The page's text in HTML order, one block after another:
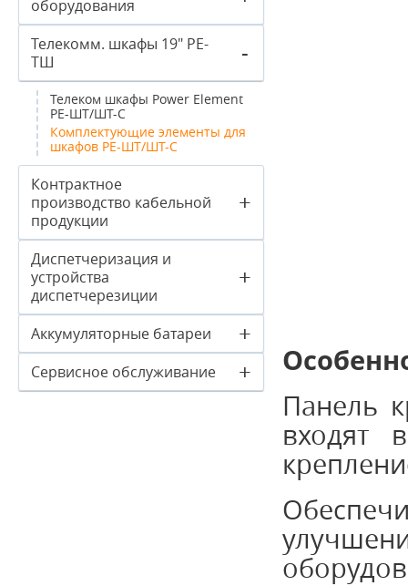
оборудования
Телекомм. шкафы 19" PE-
ТШ
-
Телеком шкафы Power Element
PE-ШТ/ШТ-С
Комплектующие элементы для
шкафов РЕ-ШТ/ШТ-С
Контрактное
производство кабельной
продукции
+
Диспетчеризация и
устройства
диспетчерезиции
+
Аккумуляторные батареи +
Сервисное обслуживание +
Панель
входят